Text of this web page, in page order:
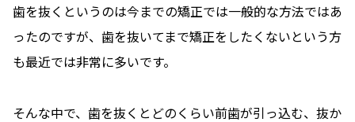
歯を抜くというのは今までの矯正では一般的な方法ではあ
ったのですが、歯を抜いてまで矯正をしたくないという方
も最近では非常に多いです。
そんな中で、歯を抜くとどのくらい前歯が引っ込む、抜か